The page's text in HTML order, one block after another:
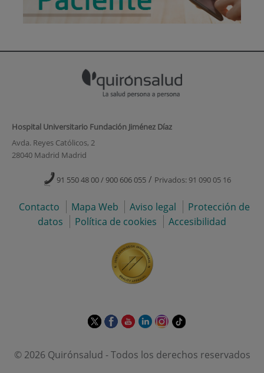
Hospital Universitario Fundación Jiménez Díaz
Avda. Reyes Católicos, 2
28040 Madrid Madrid
91 550 48 00 / 900 606 055 / Privados: 91 090 05 16
Contacto Mapa Web Aviso legal
Protección de
datos
Política de cookies Accesibilidad
Este
abrirá
Este
abrirá
Este
abrirá
Este
abrirá
Este
abrirá
Enlace
aplicación
© 2026 Quirónsalud - Todos los derechos reservados